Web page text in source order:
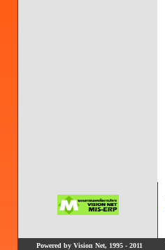
Powered by Vision Net, 1995 - 2011